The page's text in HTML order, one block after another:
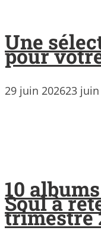
Une
pour
29 juin 202623
10
Soul à
trimestre